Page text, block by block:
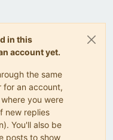
in this
account yet.
the same
for an account,
you were
new replies
You'll also be
posts to show